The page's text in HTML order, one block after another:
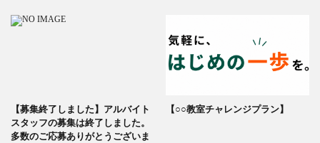
【募集終了しました】アルバイト
スタッフの募集は終了しました。
多数のご応募ありがとうございま
【○○教室チャレンジプラン】